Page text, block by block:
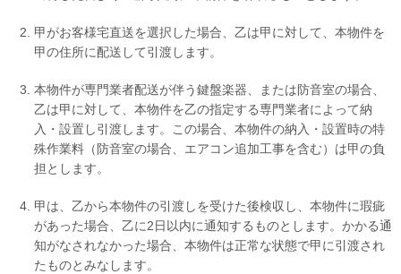
甲がお客様宅直送を選択した場合、乙は甲に対して、本物件を
甲の住所に配送して引渡します。
本物件が専門業者配送が伴う鍵盤楽器、または防音室の場合、
乙は甲に対して、本物件を乙の指定する専門業者によって納
入・設置し引渡します。この場合、本物件の納入・設置時の特
殊作業料（防音室の場合、エアコン追加工事を含む）は甲の負
担とします。
甲は、乙から本物件の引渡しを受けた後検収し、本物件に瑕疵
があった場合、乙に2日以内に通知するものとします。かかる通
知がなされなかった場合、本物件は正常な状態で甲に引渡され
たものとみなします。